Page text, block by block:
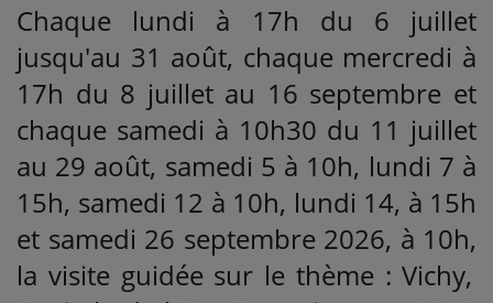
Titres diffusés
Se connecter
Chaque lundi à 17h du 6 juillet
jusqu'au 31 août, chaque mercredi à
17h du 8 juillet au 16 septembre et
chaque samedi à 10h30 du 11 juillet
au 29 août, samedi 5 à 10h, lundi 7 à
15h, samedi 12 à 10h, lundi 14, à 15h
et samedi 26 septembre 2026, à 10h,
la visite guidée sur le thème : Vichy,